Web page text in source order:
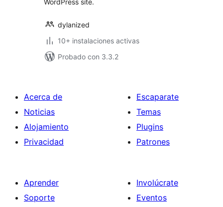
WordPress site.
dylanized
10+ instalaciones activas
Probado con 3.3.2
Acerca de
Noticias
Alojamiento
Privacidad
Escaparate
Temas
Plugins
Patrones
Aprender
Soporte
Involúcrate
Eventos